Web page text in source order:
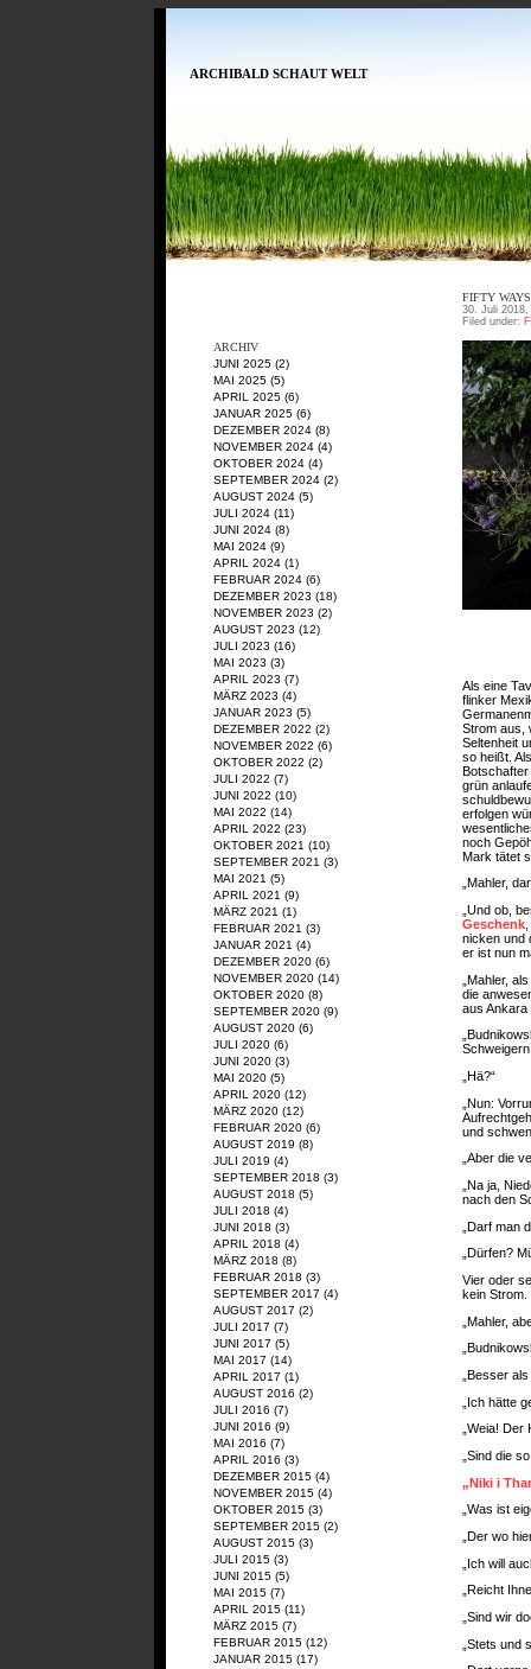
ARCHIBALD SCHAUT WELT
ARCHIV
JUNI 2025 (2)
MAI 2025 (5)
APRIL 2025 (6)
JANUAR 2025 (6)
DEZEMBER 2024 (8)
NOVEMBER 2024 (4)
OKTOBER 2024 (4)
SEPTEMBER 2024 (2)
AUGUST 2024 (5)
JULI 2024 (11)
JUNI 2024 (8)
MAI 2024 (9)
APRIL 2024 (1)
FEBRUAR 2024 (6)
DEZEMBER 2023 (18)
NOVEMBER 2023 (2)
AUGUST 2023 (12)
JULI 2023 (16)
MAI 2023 (3)
APRIL 2023 (7)
MÄRZ 2023 (4)
JANUAR 2023 (5)
DEZEMBER 2022 (2)
NOVEMBER 2022 (6)
OKTOBER 2022 (2)
JULI 2022 (7)
JUNI 2022 (10)
MAI 2022 (14)
APRIL 2022 (23)
OKTOBER 2021 (10)
SEPTEMBER 2021 (3)
MAI 2021 (5)
APRIL 2021 (9)
MÄRZ 2021 (1)
FEBRUAR 2021 (3)
JANUAR 2021 (4)
DEZEMBER 2020 (6)
NOVEMBER 2020 (14)
OKTOBER 2020 (8)
SEPTEMBER 2020 (9)
AUGUST 2020 (6)
JULI 2020 (6)
JUNI 2020 (3)
MAI 2020 (5)
APRIL 2020 (12)
MÄRZ 2020 (12)
FEBRUAR 2020 (6)
AUGUST 2019 (8)
JULI 2019 (4)
SEPTEMBER 2018 (3)
AUGUST 2018 (5)
JULI 2018 (4)
JUNI 2018 (3)
APRIL 2018 (4)
MÄRZ 2018 (8)
FEBRUAR 2018 (3)
SEPTEMBER 2017 (4)
AUGUST 2017 (2)
JULI 2017 (7)
JUNI 2017 (5)
MAI 2017 (14)
APRIL 2017 (1)
AUGUST 2016 (2)
JULI 2016 (7)
JUNI 2016 (9)
MAI 2016 (7)
APRIL 2016 (3)
DEZEMBER 2015 (4)
NOVEMBER 2015 (4)
OKTOBER 2015 (3)
SEPTEMBER 2015 (2)
AUGUST 2015 (3)
JULI 2015 (3)
JUNI 2015 (5)
MAI 2015 (7)
APRIL 2015 (11)
MÄRZ 2015 (7)
FEBRUAR 2015 (12)
JANUAR 2015 (17)
FIFTY
30. Juli 2018,
Filed under:
Als eine
flinker
Strom aus,
Seltenheit
so heißt.
grün
erfolgen
noch
Mark tätet
„Mahler,
„Und ob,
Geschenk
nicken und
er ist nun
„Mahler,
die
aus Ankara
„Hä?“
„Nun:
und
„Aber die
„Na ja,
nach den
„Darf man
„Dürfen?
Vier oder
kein
„Mahler,
„Besser
„Ich hätte
„Weia!
„Sind die
„Niki i
„Was ist
„Der wo
„Ich will
„Reicht
„Sind wir
„Stets und